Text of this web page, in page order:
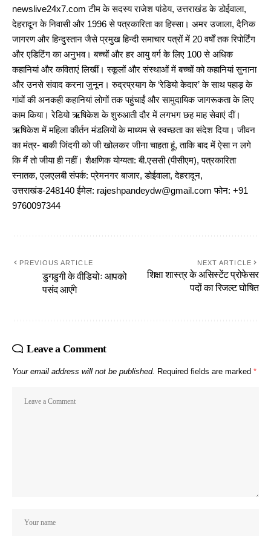
newslive24x7.com टीम के सदस्य राजेश पांडेय, उत्तराखंड के डोईवाला,
देहरादून के निवासी और 1996 से पत्रकारिता का हिस्सा। अमर उजाला, दैनिक
जागरण और हिन्दुस्तान जैसे प्रमुख हिन्दी समाचार पत्रों में 20 वर्षों तक रिपोर्टिंग
और एडिटिंग का अनुभव। बच्चों और हर आयु वर्ग के लिए 100 से अधिक
कहानियां और कविताएं लिखीं। स्कूलों और संस्थाओं में बच्चों को कहानियां सुनाना
और उनसे संवाद करना जुनून। रुद्रप्रयाग के ‘रेडियो केदार’ के साथ पहाड़ के
गांवों की अनकही कहानियां लोगों तक पहुंचाईं और सामुदायिक जागरूकता के लिए
काम किया। रेडियो ऋषिकेश के शुरुआती दौर में लगभग छह माह सेवाएं दीं।
ऋषिकेश में महिला कीर्तन मंडलियों के माध्यम से स्वच्छता का संदेश दिया। जीवन
का मंत्र- बाकी जिंदगी को जी खोलकर जीना चाहता हूं, ताकि बाद में ऐसा न लगे
कि मैं तो जीया ही नहीं। शैक्षणिक योग्यता: बी.एससी (पीसीएम), पत्रकारिता
स्नातक, एलएलबी संपर्क: प्रेमनगर बाजार, डोईवाला, देहरादून,
उत्तराखंड-248140 ईमेल: rajeshpandeydw@gmail.com फोन: +91
9760097344
PREVIOUS ARTICLE
डुगडुगी के वीडियोः आपको
पसंद आएंगे
NEXT ARTICLE
शिक्षा शास्त्र के असिस्टेंट प्रोफेसर
पदों का रिजल्ट घोषित
Leave a Comment
Your email address will not be published. Required fields are marked *